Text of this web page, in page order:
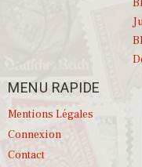
MENU RAPIDE
Mentions Légales
Connexion
Contact